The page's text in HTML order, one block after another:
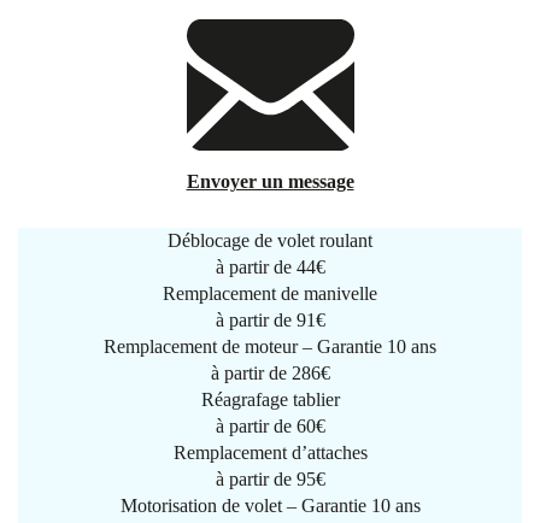
Envoyer un message
Déblocage de volet roulant
à partir de 44€
Remplacement de manivelle
à partir de 91€
Remplacement de moteur – Garantie 10 ans
à partir de 286€
Réagrafage tablier
à partir de 60€
Remplacement d’attaches
à partir de 95€
Motorisation de volet – Garantie 10 ans